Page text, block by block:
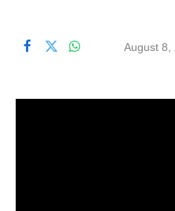
August 8,